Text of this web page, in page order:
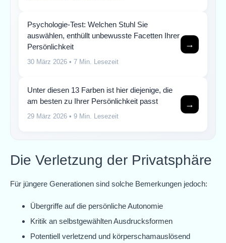
Psychologie-Test: Welchen Stuhl Sie
auswählen, enthüllt unbewusste Facetten Ihrer
Persönlichkeit
30 März 2026 • 7 Min. Lesezeit
→
Unter diesen 13 Farben ist hier diejenige, die
am besten zu Ihrer Persönlichkeit passt
29 März 2026 • 9 Min. Lesezeit
→
Die Verletzung der Privatsphäre
Für jüngere Generationen sind solche Bemerkungen jedoch:
Übergriffe auf die persönliche Autonomie
Kritik an selbstgewählten Ausdrucksformen
Potentiell verletzend und körperschamauslösend